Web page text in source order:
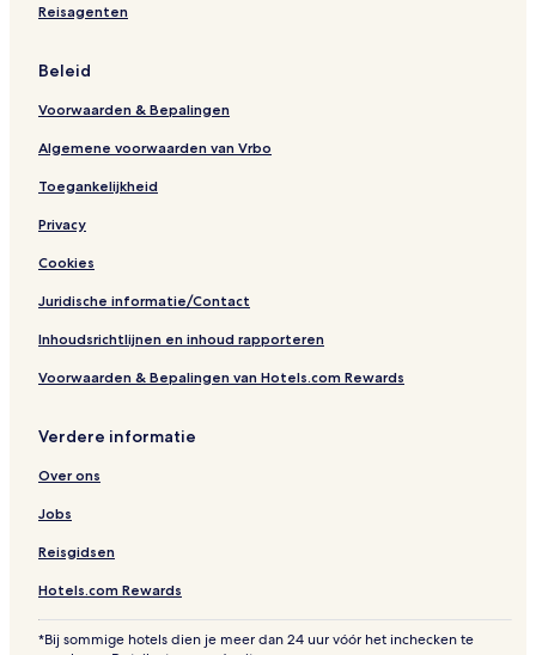
Reisagenten
Beleid
Voorwaarden & Bepalingen
Algemene voorwaarden van Vrbo
Toegankelijkheid
Privacy
Cookies
Juridische informatie/Contact
Inhoudsrichtlijnen en inhoud rapporteren
Voorwaarden & Bepalingen van Hotels.com Rewards
Verdere informatie
Over ons
Jobs
Reisgidsen
Hotels.com Rewards
*Bij sommige hotels dien je meer dan 24 uur vóór het inchecken te